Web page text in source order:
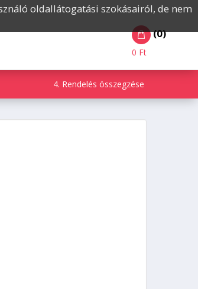
oldallátogatási szokásairól, de nem
(0)
0 Ft
4. Rendelés összegzése